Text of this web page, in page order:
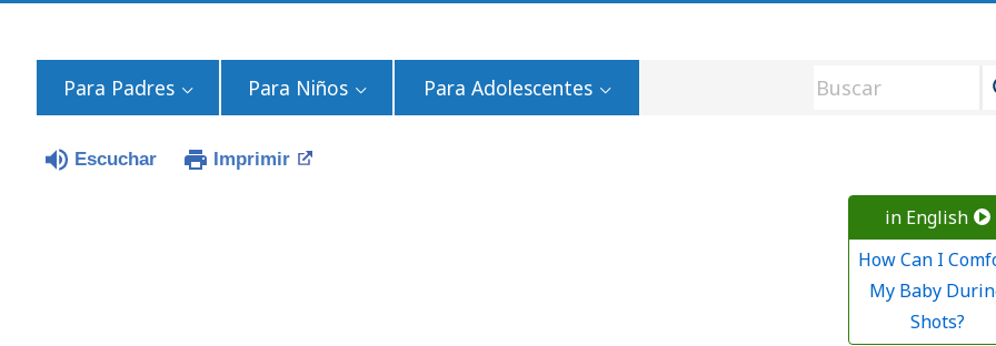
Para Padres Para Niños Para Adolescentes
Escuchar Imprimir
in English
How Can I
My Baby
Shots?